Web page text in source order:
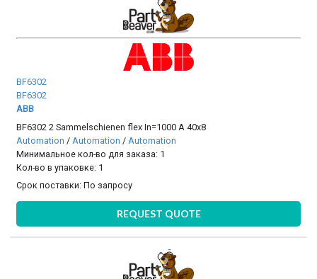
BF6302
BF6302
ABB
BF6302 2 Sammelschienen flex In=1000 A 40x8
Automation / Automation / Automation
Минимальное кол-во для заказа: 1
Кол-во в упаковке: 1
Срок поставки:По запросу
REQUEST QUOTE